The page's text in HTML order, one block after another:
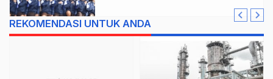
REKOMENDASI UNTUK ANDA